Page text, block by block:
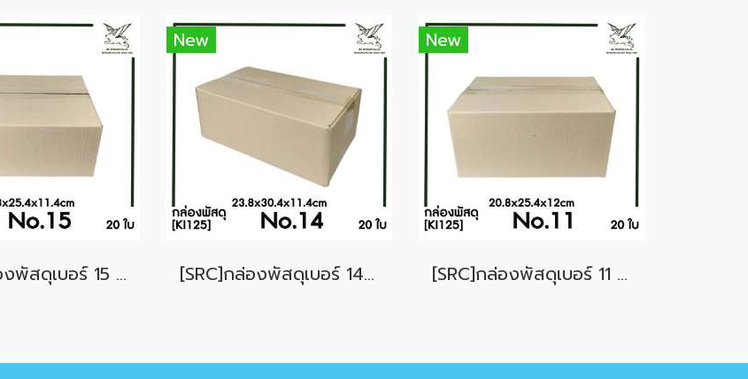
[SRC]กล่องพัสดุเบอร์ 15 ขนาด 23.8x25.4x11.4cm (20 ใบ) ไม่พิมพ์
New
[SRC]กล่องพัสดุเบอร์ 14 ขนาด 23.8x30.4x11.4cm (20 ใบ) ไม่พิมพ์
New
[SRC]กล่องพัสดุเบอร์ 11 ขนาด 20.8X25.4X12cm (20 ใบ) ไม่พิมพ์